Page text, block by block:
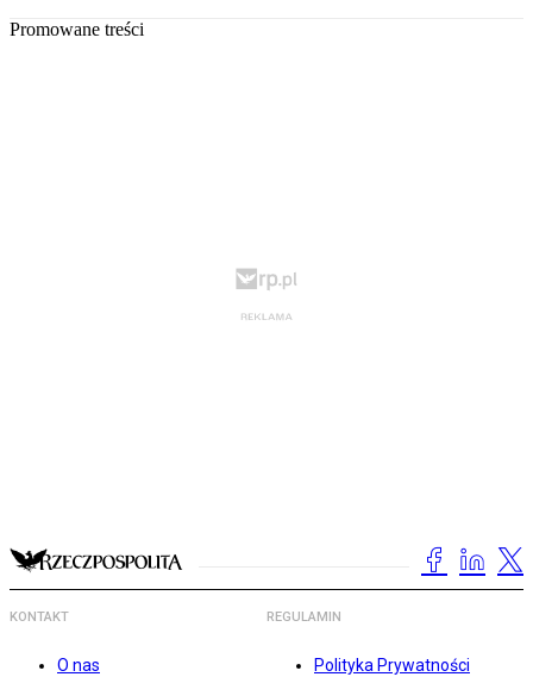
Promowane treści
KONTAKT
O nas
REGULAMIN
Polityka Prywatności